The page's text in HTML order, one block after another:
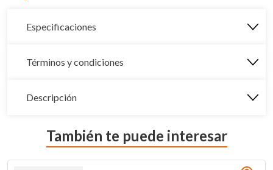
Especificaciones
Términos y condiciones
Descripción
También te puede interesar